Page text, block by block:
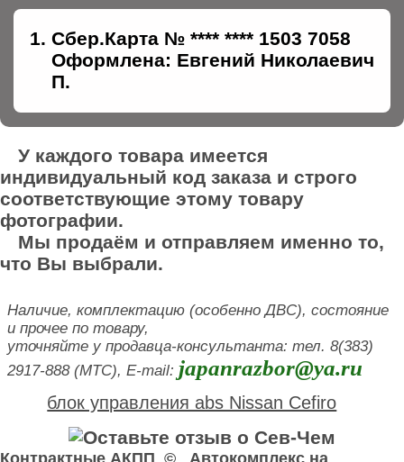
Сбер.Карта № **** **** 1503 7058
Оформлена: Евгений Николаевич
П.
У каждого товара имеется
индивидуальный код заказа и строго
соответствующие этому товару
фотографии.
Мы продаём и отправляем именно то,
что Вы выбрали.
Наличие, комплектацию (особенно ДВС), состояние
и прочее по товару,
уточняйте у продавца-консультанта: тел. 8(383)
2917-888 (МТС), E-mail: japanrazbor@ya.ru
блок управления abs Nissan Cefiro
Контрактные АКПП © Автокомплекс на